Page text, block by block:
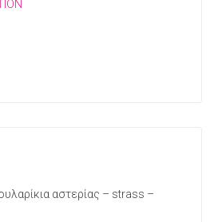
αστερίας – strass –